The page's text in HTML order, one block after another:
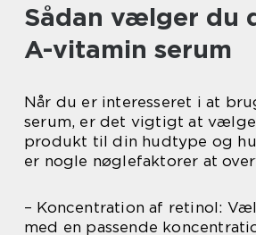
Sådan vælger du
A-vitamin serum
Når du er interesseret i at
serum, er det vigtigt at
produkt til din hudtype og
er nogle nøglefaktorer at
– Koncentration af retinol:
med en passende